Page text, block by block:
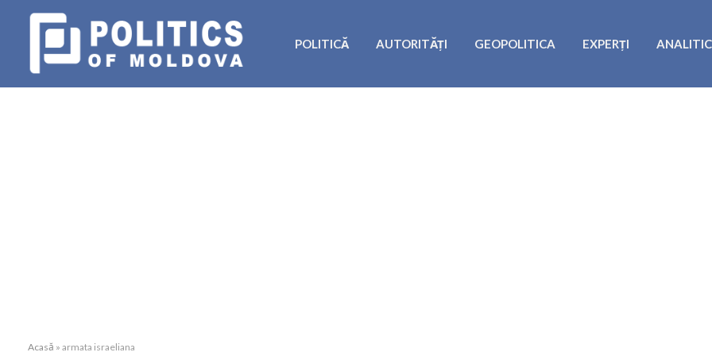
POLITICĂ AUTORITĂȚI GEOPOLITICA EXPERȚI
Acasă » armata israeliana